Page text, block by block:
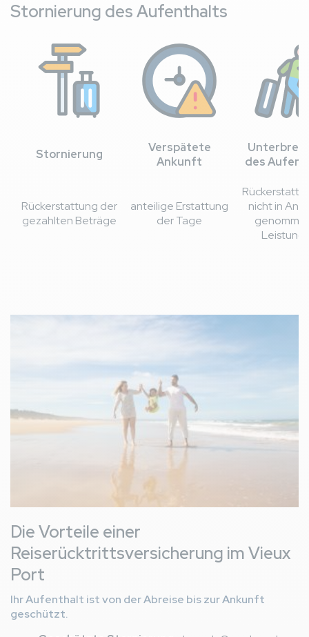
Stornierung des Aufenthalts
Stornierung
Verspätete
Ankunft
des
Rückerstattung der
gezahlten Beträge
anteilige Erstattung
der Tage
nicht in
Die Vorteile einer
Reiserücktrittsversicherung im Vieux
Port
Ihr Aufenthalt ist von der Abreise bis zur Ankunft
geschützt.